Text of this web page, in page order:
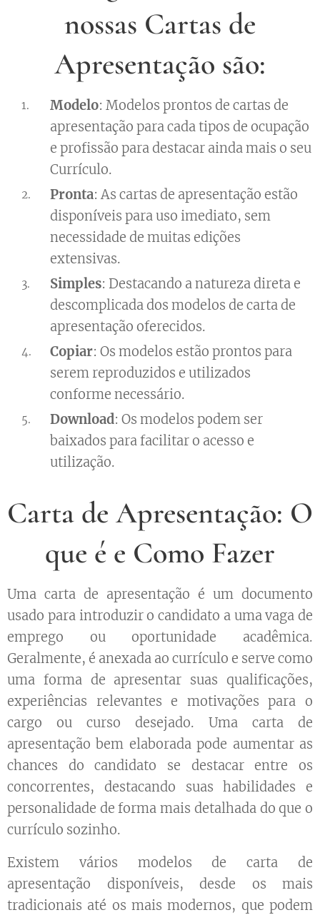
nossas Cartas de
Apresentação são:
Modelo: Modelos prontos de cartas de
apresentação para cada tipos de ocupação
e profissão para destacar ainda mais o seu
Currículo.
Pronta: As cartas de apresentação estão
disponíveis para uso imediato, sem
necessidade de muitas edições
extensivas.
Simples: Destacando a natureza direta e
descomplicada dos modelos de carta de
apresentação oferecidos.
Copiar: Os modelos estão prontos para
serem reproduzidos e utilizados
conforme necessário.
Download: Os modelos podem ser
baixados para facilitar o acesso e
utilização.
Carta de Apresentação: O
que é e Como Fazer
Uma carta de apresentação é um documento
usado para introduzir o candidato a uma vaga de
emprego ou oportunidade acadêmica.
Geralmente, é anexada ao currículo e serve como
uma forma de apresentar suas qualificações,
experiências relevantes e motivações para o
cargo ou curso desejado. Uma carta de
apresentação bem elaborada pode aumentar as
chances do candidato se destacar entre os
concorrentes, destacando suas habilidades e
personalidade de forma mais detalhada do que o
currículo sozinho.
Existem vários modelos de carta de
apresentação disponíveis, desde os mais
tradicionais até os mais modernos, que podem